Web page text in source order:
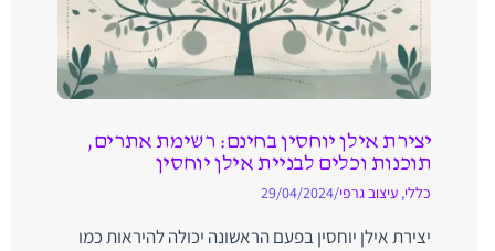
יצירת אילן יוחסין בחינם: רשימת אתרים,
תוכנות וכלים לבניית אילן יוחסין
כללי, עיצוב גרפי/
29/04/2024
יצירת אילן יוחסין בפעם הראשונה יכולה להיראות כמו